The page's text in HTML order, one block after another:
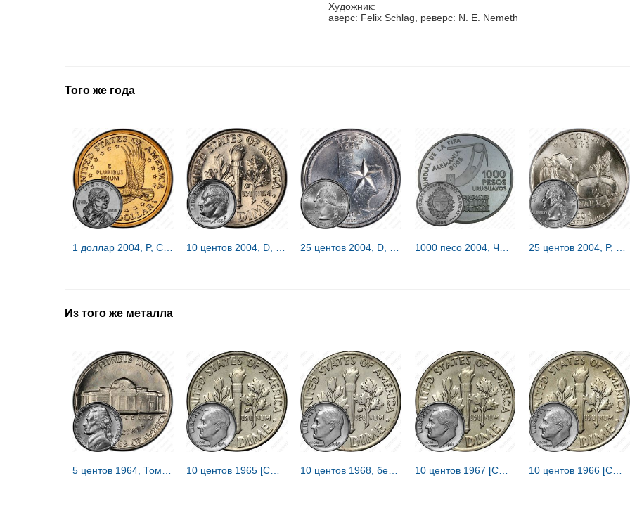
Художник:
аверс: Felix Schlag, реверс: N. E. Nemeth
Того же года
1000 песо 2004, ЧМ по футболу [Уругвай] Proof
Из того же металла
10 центов 1967 [США] 10 центов 1966 [США]